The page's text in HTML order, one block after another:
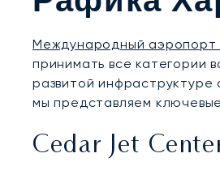
Международный аэропорт
принимать все категории
развитой
мы представляем
Cedar Jet